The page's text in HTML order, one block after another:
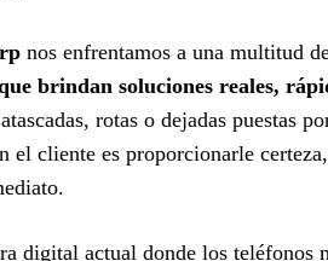
nos enfrentamos a una multitud
brindan soluciones reales,
rotas o dejadas puestas
el cliente es proporcionarle
digital actual donde los teléfonos